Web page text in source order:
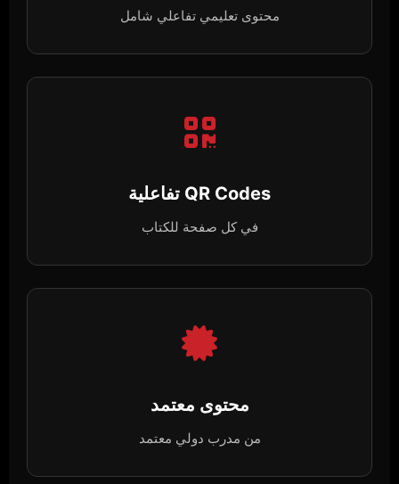
محتوى تعليمي تفاعلي شامل
QR Codes تفاعلية
في كل صفحة للكتاب
محتوى معتمد
من مدرب دولي معتمد